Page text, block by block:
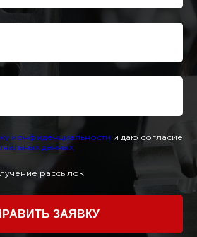
конфиденциальности и даю согласие
данных
рассылок
ЗАЯВКУ